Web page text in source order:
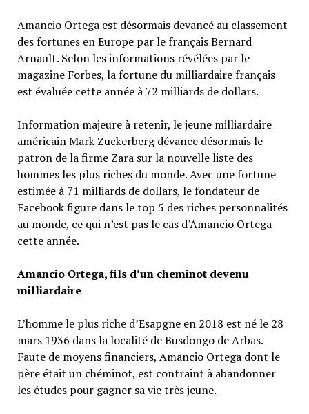
Amancio Ortega est désormais devancé au classement
des fortunes en Europe par le français Bernard
Arnault. Selon les informations révélées par le
magazine Forbes, la fortune du milliardaire français
est évaluée cette année à 72 milliards de dollars.
Information majeure à retenir, le jeune milliardaire
américain Mark Zuckerberg dévance désormais le
patron de la firme Zara sur la nouvelle liste des
hommes les plus riches du monde. Avec une fortune
estimée à 71 milliards de dollars, le fondateur de
Facebook figure dans le top 5 des riches personnalités
au monde, ce qui n’est pas le cas d’Amancio Ortega
cette année.
Amancio Ortega, fils d’un cheminot devenu
milliardaire
L’homme le plus riche d’Esapgne en 2018 est né le 28
mars 1936 dans la localité de Busdongo de Arbas.
Faute de moyens financiers, Amancio Ortega dont le
père était un chéminot, est contraint à abandonner
les études pour gagner sa vie très jeune.